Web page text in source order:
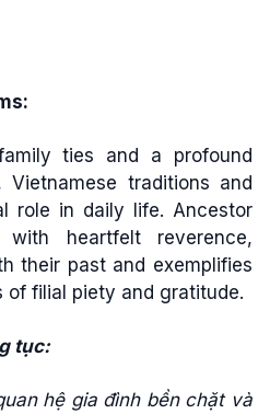
ties and a profound
traditions and
role in daily life. Ancestor
heartfelt reverence,
their past and exemplifies
of filial piety and gratitude.
tục:
hệ gia đình bền chặt và